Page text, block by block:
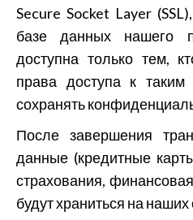
Secure Socket Layer
базе данных нашего
доступна только тем,
права доступа к
сохранять
После завершения
данные (кредитные
страхования,
будут храниться на наших